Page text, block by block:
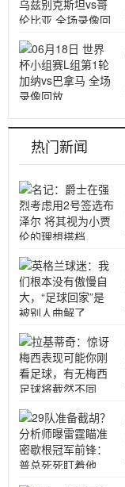
热门新闻